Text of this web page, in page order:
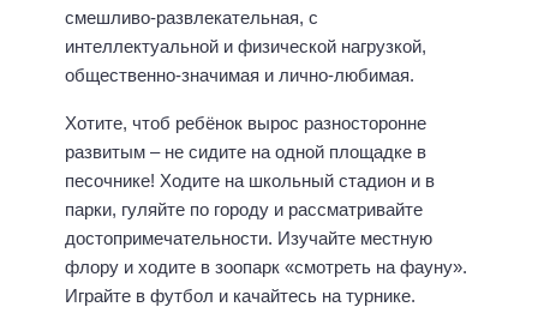
смешливо-развлекательная, с
интеллектуальной и физической нагрузкой,
общественно-значимая и лично-любимая.
Хотите, чтоб ребёнок вырос разносторонне
развитым – не сидите на одной площадке в
песочнике! Ходите на школьный стадион и в
парки, гуляйте по городу и рассматривайте
достопримечательности. Изучайте местную
флору и ходите в зоопарк «смотреть на фауну».
Играйте в футбол и качайтесь на турнике.